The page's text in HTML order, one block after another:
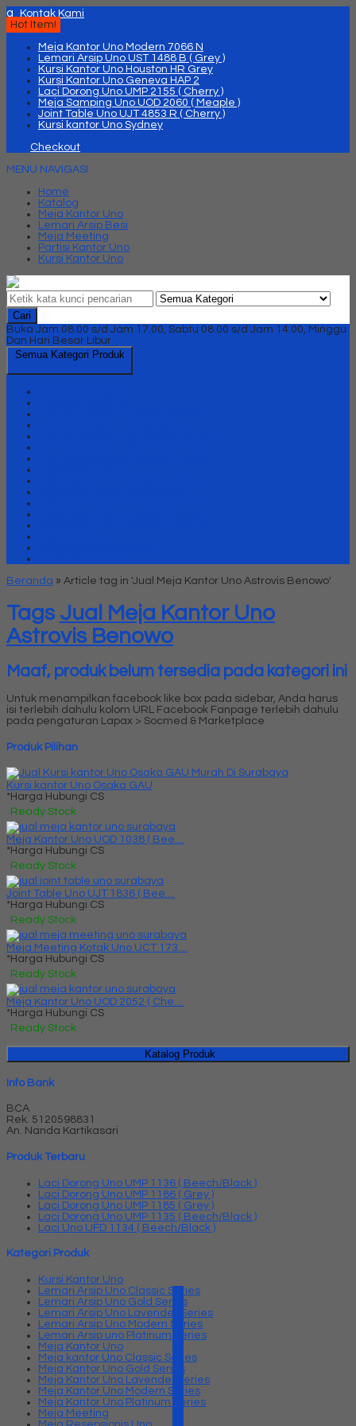
q
Kontak Kami
Hot Item!
Meja Kantor Uno Modern 7066 N
Lemari Arsip Uno UST 1488 B ( Grey )
Kursi Kantor Uno Houston HR Grey
Kursi Kantor Uno Geneva HAP 2
Laci Dorong Uno UMP 2155 ( Cherry )
Meja Samping Uno UOD 2060 ( Meaple )
Joint Table Uno UJT 4853 R ( Cherry )
Kursi kantor Uno Sydney
Checkout
MENU NAVIGASI
Home
Katalog
Meja Kantor Uno
Lemari Arsip Besi
Meja Meeting
Partisi Kantor Uno
Kursi Kantor Uno
Cari
Buka Jam 08.00 s/d Jam 17.00, Sabtu 08.00 s/d Jam 14.00, Minggu
Dan Hari Besar Libur
Semua Kategori Produk
Beranda » Article tag in 'Jual Meja Kantor Uno Astrovis Benowo'
Tags Jual Meja Kantor Uno
Astrovis Benowo
Maaf, produk belum tersedia pada kategori ini
Untuk menampilkan facebook like box pada sidebar, Anda harus
isi terlebih dahulu kolom URL Facebook Fanpage terlebih dahulu
pada pengaturan Lapax > Socmed & Marketplace
Produk Pilihan
Kursi kantor Uno Osaka GAU
*Harga Hubungi CS
Ready Stock
Meja Kantor Uno UOD 1038 ( Bee....
*Harga Hubungi CS
Ready Stock
Joint Table Uno UJT 1836 ( Bee....
*Harga Hubungi CS
Ready Stock
Meja Meeting Kotak Uno UCT 173....
*Harga Hubungi CS
Ready Stock
Meja Kantor Uno UOD 2052 ( Che....
*Harga Hubungi CS
Ready Stock
Katalog Produk
Info Bank
BCA
Rek. 5120598831
An. Nanda Kartikasari
Produk Terbaru
Laci Dorong Uno UMP 1136 ( Beech/Black )
Laci Dorong Uno UMP 1186 ( Grey )
Laci Dorong Uno UMP 1185 ( Grey )
Laci Dorong Uno UMP 1135 ( Beech/Black )
Laci Uno UFD 1134 ( Beech/Black )
Kategori Produk
Kursi Kantor Uno
Lemari Arsip Uno Classic Series
Lemari Arsip Uno Gold Series
Lemari Arsip Uno Lavender Series
Lemari Arsip Uno Modern Series
Lemari Arsip uno Platinum Series
Meja Kantor Uno
Meja kantor Uno Classic Series
Meja Kantor Uno Gold Series
Meja Kantor Uno Lavender series
Meja Kantor Uno Modern Series
Meja Kantor Uno Platinum Series
Meja Meeting